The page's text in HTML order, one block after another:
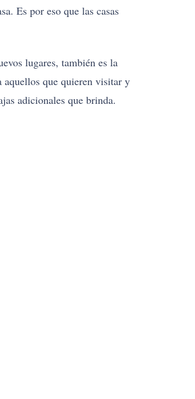
Es por eso que las casas
lugares, también es la
aquellos que quieren visitar y
adicionales que brinda.